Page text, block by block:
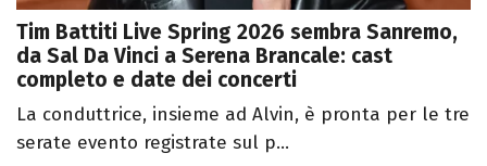
Tim Battiti Live Spring 2026 sembra Sanremo,
da Sal Da Vinci a Serena Brancale: cast
completo e date dei concerti
La conduttrice, insieme ad Alvin, è pronta per le tre
serate evento registrate sul p...